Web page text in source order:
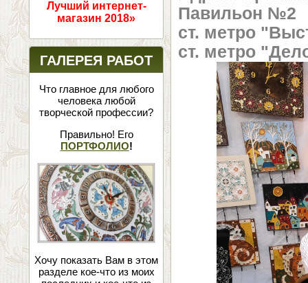
Лучший интернет-
магазин 2018»
ГАЛЕРЕЯ РАБОТ
Что главное для любого
человека любой
творческой профессии?
Правильно! Его
ПОРТФОЛИО!
Хочу показать Вам в этом
разделе кое-что из моих
Павильон №2
cт. метро
ст. метро